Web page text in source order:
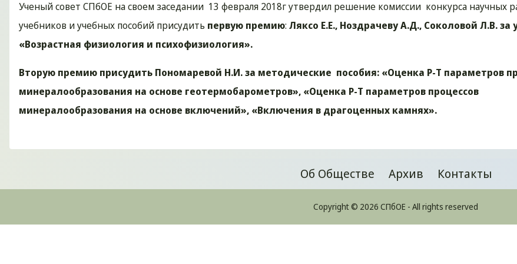
Ученый совет СПбОЕ на своем заседании 13 февраля 2018г утвердил решение комиссии конкурса научных
учебников и учебных пособий присудить первую премию: Ляксо Е.Е., Ноздрачеву А.Д., Соколовой Л.В. за
«Возрастная физиология и психофизиология».
Вторую премию присудить Пономаревой Н.И. за методические пособия: «Оценка Р-Т параметров
минералообразования на основе геотермобарометров», «Оценка Р-Т параметров процессов
минералообразования на основе включений», «Включения в драгоценных камнях».
Подвал
Об Обществе Архив Контакты
Copyright © 2026 СПбОЕ - All rights reserved